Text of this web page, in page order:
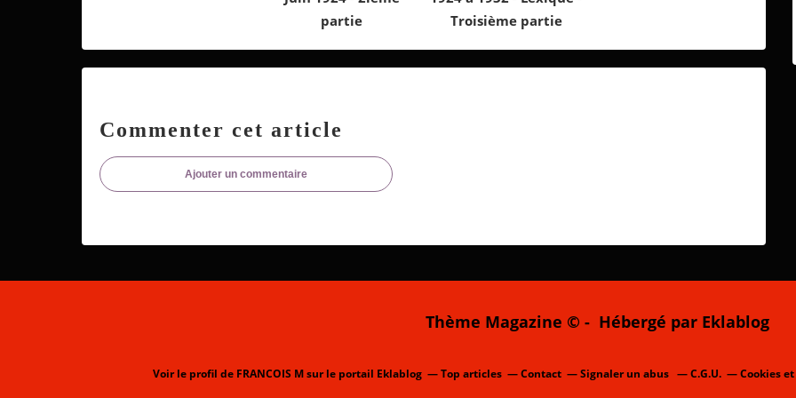
partie
Troisième partie
Commenter cet article
Ajouter un commentaire
Thème Magazine © - Hébergé par Eklablog
Voir le profil de FRANCOIS Msur le portail Eklablog Top articles Contact Signaler un abus C.G.U. Cookies